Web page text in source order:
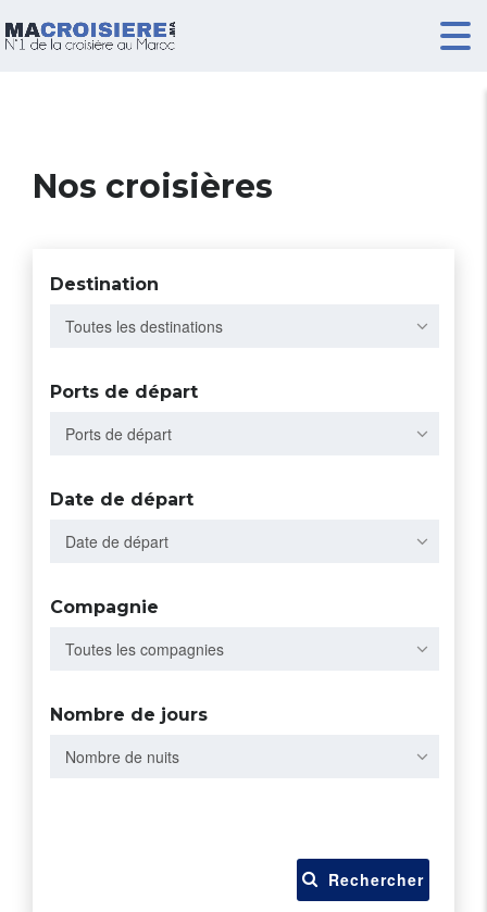
Nos croisières
Destination
Toutes les destinations
Ports de départ
Ports de départ
Date de départ
Date de départ
Compagnie
Toutes les compagnies
Nombre de jours
Nombre de nuits
Rechercher